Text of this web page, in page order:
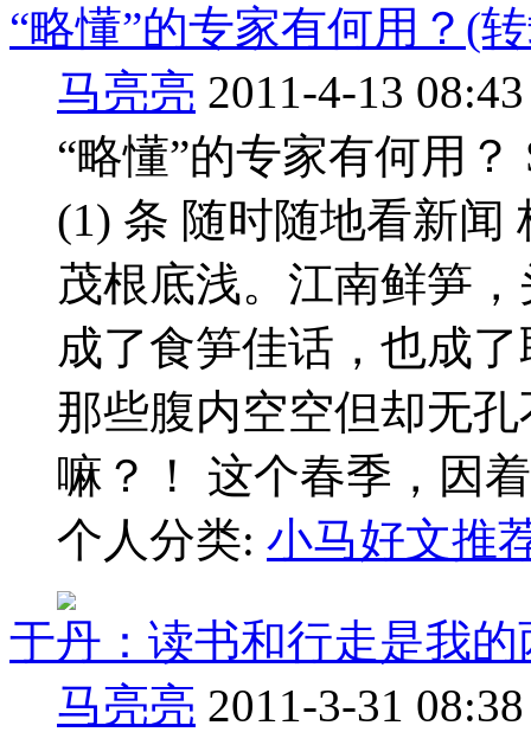
“略懂”的专家有何用？(
马亮亮 2011-4-13 08:43
“略懂”的专家有何用？
(1) 条 随时随地看新闻
茂根底浅。江南鲜笋
成了食笋佳话，也成
那些腹内空空但却无
嘛？！ 这个春季，因
个人分类: 小马好文推
于丹：读书和行走是我
马亮亮 2011-3-31 08:38